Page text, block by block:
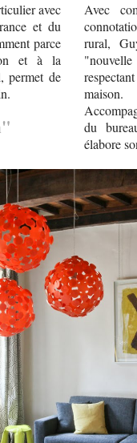
avec
et du
parce
et à la
permet de
Avec
rural,
maison.
du
élabore